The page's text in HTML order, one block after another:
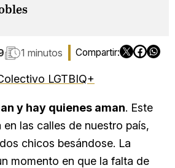
1 minutos
LGTBIQ+
y hay quienes aman. Este
en las calles de nuestro país,
chicos besándose. La
momento en que la falta de